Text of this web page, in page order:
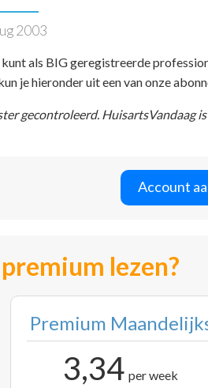
2003
als BIG geregistreerde
je hieronder uit een van onze
gecontroleerd. HuisartsVandaag
Account
lezen?
Premium
3,34 per week